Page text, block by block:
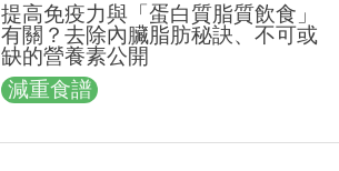
提高免疫力與「蛋白質脂質飲食」
有關？去除內臟脂肪秘訣、不可或
缺的營養素公開
減重食譜